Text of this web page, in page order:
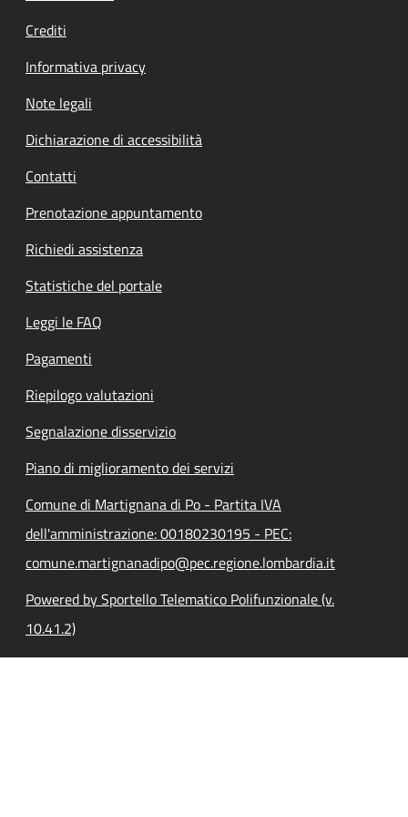
Crediti
Informativa privacy
Note legali
Dichiarazione di accessibilità
Contatti
Prenotazione appuntamento
Richiedi assistenza
Statistiche del portale
Leggi le FAQ
Pagamenti
Riepilogo valutazioni
Segnalazione disservizio
Piano di miglioramento dei servizi
Comune di Martignana di Po - Partita IVA
dell'amministrazione: 00180230195 - PEC:
comune.martignanadipo@pec.regione.lombardia.it
Powered by Sportello Telematico Polifunzionale (v.
10.41.2)